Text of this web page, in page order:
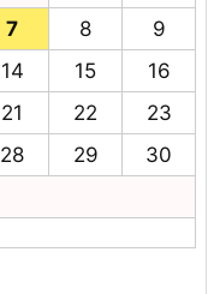
7 8
9
14 15
16
21 22
23
28 29
30